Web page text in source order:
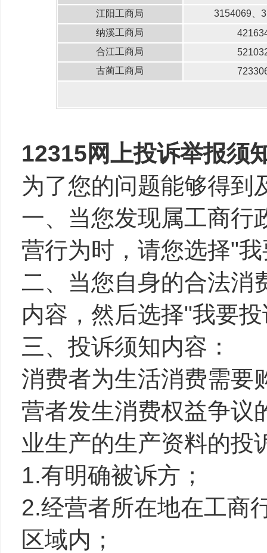
江阳 工商局 3154069
纳溪工商局
合江工商局
古蔺工商局
12315网上投诉举报须
为了您的问题能够得到
一、当您发现属工商行
营行为时，请您选择"
二、当您自身的合法消
内容，然后选择"我要
三、投诉须知内容：
消费者为生活消费需要
营者发生消费权益争议
业生产的生产资料的投
1.有明确被诉方；
2.经营者所在地在工商
区域内；